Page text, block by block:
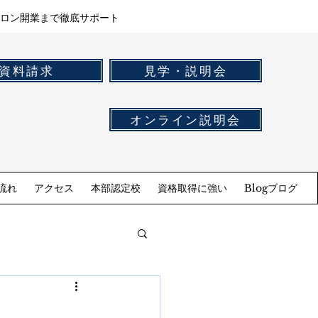
ン開業まで徹底サポート
料請求 見学・説明会
オンライン説明会
れ アクセス 本部認定校 資格取得に強い Blogブログ